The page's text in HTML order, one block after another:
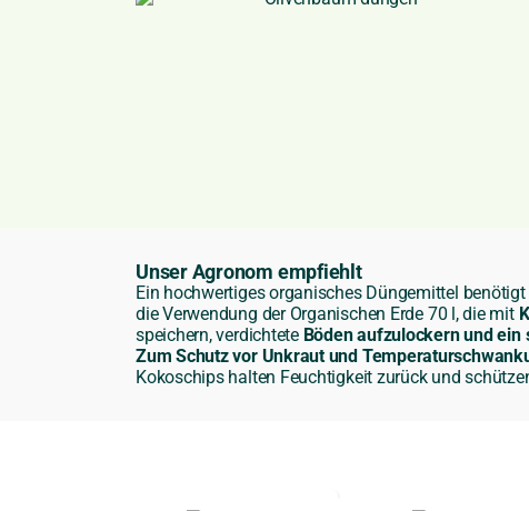
Unser Agronom empfiehlt
Ein hochwertiges organisches Düngemittel
die Verwendung der Organischen Erde 70 l, die mit
speichern, verdichtete Böden aufzulockern und
Zum Schutz vor Unkraut und
Kokoschips halten Feuchtigkeit zurück und